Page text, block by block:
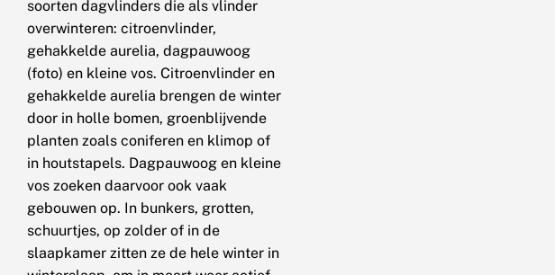
soorten dagvlinders die als vlinder
overwinteren: citroenvlinder,
gehakkelde aurelia, dagpauwoog
(foto) en kleine vos. Citroenvlinder en
gehakkelde aurelia brengen de winter
door in holle bomen, groenblijvende
planten zoals coniferen en klimop of
in houtstapels. Dagpauwoog en kleine
vos zoeken daarvoor ook vaak
gebouwen op. In bunkers, grotten,
schuurtjes, op zolder of in de
slaapkamer zitten ze de hele winter in